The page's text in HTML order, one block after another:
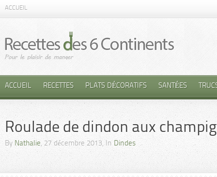
ACCUEIL
ACCUEIL RECETTES PLATS DÉCORATIFS SANTÉES
Roulade de dindon aux
By Nathalie, 27 décembre 2013, In Dindes